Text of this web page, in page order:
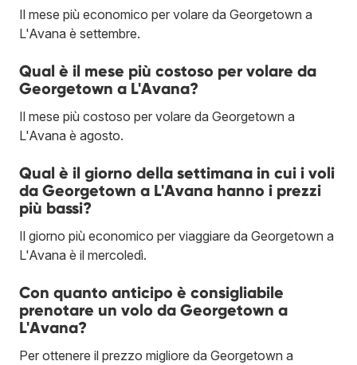
Il mese più economico per volare da Georgetown a
L'Avana è settembre.
Qual è il mese più costoso per volare da
Georgetown a L'Avana?
Il mese più costoso per volare da Georgetown a
L'Avana è agosto.
Qual è il giorno della settimana in cui i voli
da Georgetown a L'Avana hanno i prezzi
più bassi?
Il giorno più economico per viaggiare da Georgetown a
L'Avana è il mercoledì.
Con quanto anticipo è consigliabile
prenotare un volo da Georgetown a
L'Avana?
Per ottenere il prezzo migliore da Georgetown a